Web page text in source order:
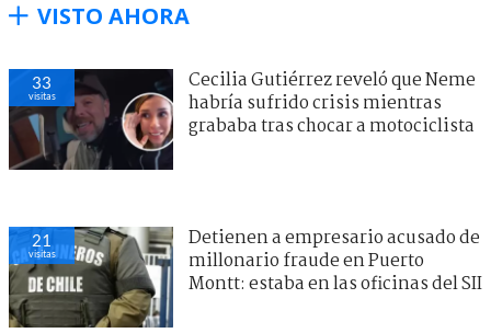
VISTO AHORA
33
visitas
Cecilia Gutiérrez reveló que Neme
habría sufrido crisis mientras
grababa tras chocar a motociclista
21
visitas
Detienen a empresario acusado de
millonario fraude en Puerto
Montt: estaba en las oficinas del SII